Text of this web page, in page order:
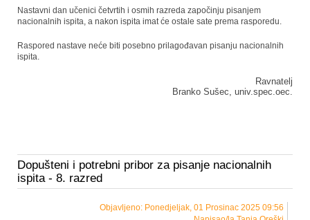
Nastavni dan učenici četvrtih i osmih razreda započinju pisanjem
nacionalnih ispita, a nakon ispita imat će ostale sate prema rasporedu.
Raspored nastave neće biti posebno prilagođavan pisanju nacionalnih
ispita.
Ravnatelj
Branko Sušec, univ.spec.oec.
Dopušteni i potrebni pribor za pisanje nacionalnih
ispita - 8. razred
Objavljeno: Ponedjeljak, 01 Prosinac 2025 09:56